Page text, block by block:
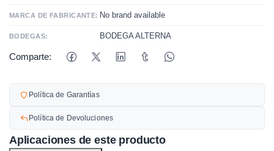
MARCA DE FABRICANTE: No brand available
BODEGAS: BODEGA ALTERNA
Comparte:
Política de Garantías
Política de Devoluciones
Aplicaciones de este producto